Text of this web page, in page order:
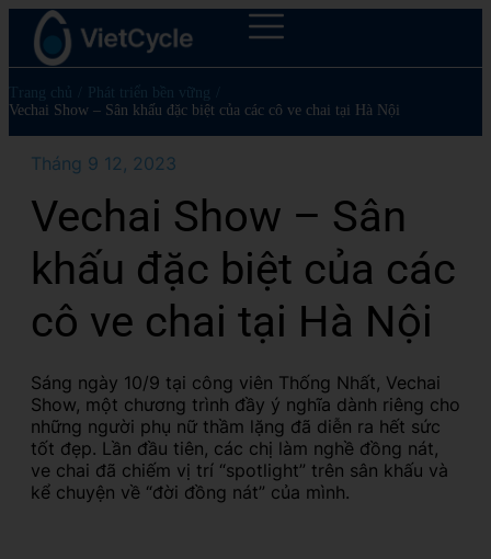
Trang chủ Phát triển bền vững
Vechai Show – Sân khấu đặc biệt của các cô ve chai tại Hà Nội
Tháng 9 12, 2023
Vechai Show – Sân
khấu đặc biệt của các
cô ve chai tại Hà Nội
Sáng ngày 10/9 tại công viên Thống Nhất, Vechai
Show, một chương trình đầy ý nghĩa dành riêng cho
những người phụ nữ thầm lặng đã diễn ra hết sức
tốt đẹp. Lần đầu tiên, các chị làm nghề đồng nát,
ve chai đã chiếm vị trí “spotlight” trên sân khấu và
kể chuyện về “đời đồng nát” của mình.